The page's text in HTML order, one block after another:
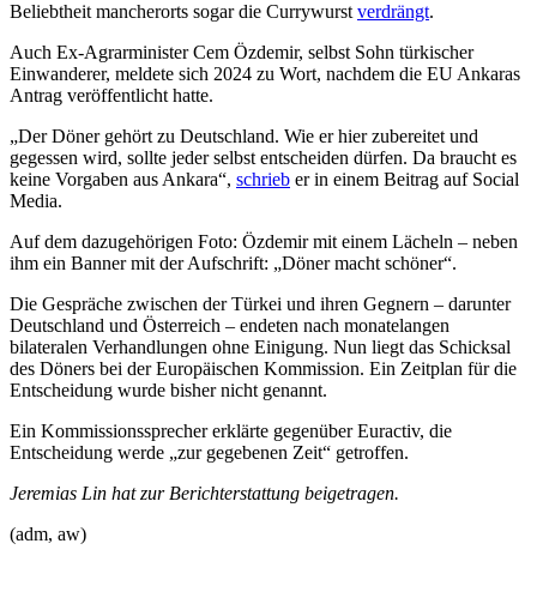
Beliebtheit mancherorts sogar die Currywurst verdrängt.
Auch Ex-Agrarminister Cem Özdemir, selbst Sohn türkischer
Einwanderer, meldete sich 2024 zu Wort, nachdem die EU Ankaras
Antrag veröffentlicht hatte.
„Der Döner gehört zu Deutschland. Wie er hier zubereitet und
gegessen wird, sollte jeder selbst entscheiden dürfen. Da braucht es
keine Vorgaben aus Ankara“, schrieb er in einem Beitrag auf Social
Media.
Auf dem dazugehörigen Foto: Özdemir mit einem Lächeln – neben
ihm ein Banner mit der Aufschrift: „Döner macht schöner“.
Die Gespräche zwischen der Türkei und ihren Gegnern – darunter
Deutschland und Österreich – endeten nach monatelangen
bilateralen Verhandlungen ohne Einigung. Nun liegt das Schicksal
des Döners bei der Europäischen Kommission. Ein Zeitplan für die
Entscheidung wurde bisher nicht genannt.
Ein Kommissionssprecher erklärte gegenüber Euractiv, die
Entscheidung werde „zur gegebenen Zeit“ getroffen.
Jeremias Lin hat zur Berichterstattung beigetragen.
(adm, aw)